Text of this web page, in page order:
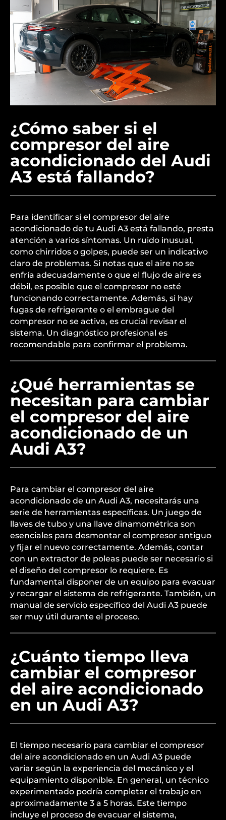
¿Cómo saber si el
compresor del aire
acondicionado del Audi
A3 está fallando?
Para identificar si el compresor del aire
acondicionado de tu Audi A3 está fallando, presta
atención a varios síntomas. Un ruido inusual,
como chirridos o golpes, puede ser un indicativo
claro de problemas. Si notas que el aire no se
enfría adecuadamente o que el flujo de aire es
débil, es posible que el compresor no esté
funcionando correctamente. Además, si hay
fugas de refrigerante o el embrague del
compresor no se activa, es crucial revisar el
sistema. Un diagnóstico profesional es
recomendable para confirmar el problema.
¿Qué herramientas se
necesitan para cambiar
el compresor del aire
acondicionado de un
Audi A3?
Para cambiar el compresor del aire
acondicionado de un Audi A3, necesitarás una
serie de herramientas específicas. Un juego de
llaves de tubo y una llave dinamométrica son
esenciales para desmontar el compresor antiguo
y fijar el nuevo correctamente. Además, contar
con un extractor de poleas puede ser necesario si
el diseño del compresor lo requiere. Es
fundamental disponer de un equipo para evacuar
y recargar el sistema de refrigerante. También, un
manual de servicio específico del Audi A3 puede
ser muy útil durante el proceso.
¿Cuánto tiempo lleva
cambiar el compresor
del aire acondicionado
en un Audi A3?
El tiempo necesario para cambiar el compresor
del aire acondicionado en un Audi A3 puede
variar según la experiencia del mecánico y el
equipamiento disponible. En general, un técnico
experimentado podría completar el trabajo en
aproximadamente 3 a 5 horas. Este tiempo
incluye el proceso de evacuar el sistema,